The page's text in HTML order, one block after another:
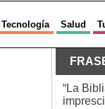
Tecnología Salud
“La